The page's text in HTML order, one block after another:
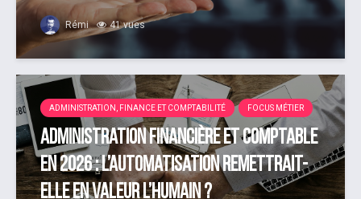
Rémi 41 vues
ADMINISTRATION, FINANCE ET COMPTABILITÉ FOCUS MÉTIER
Administration financière et comptable
en 2026 : l’automatisation remettrait-
elle en valeur l’humain ?